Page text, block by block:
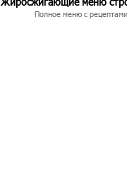
Полное меню с рецептами